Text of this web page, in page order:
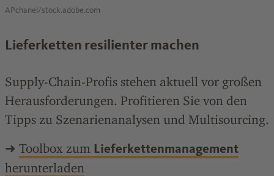
APchanel/stock.adobe.com
Lieferketten resilienter machen
Supply-Chain-Profis stehen aktuell vor großen
Herausforderungen. Profitieren Sie von den
Tipps zu Szenarienanalysen und Multisourcing.
➜ Toolbox zum Lieferkettenmanagement
herunterladen